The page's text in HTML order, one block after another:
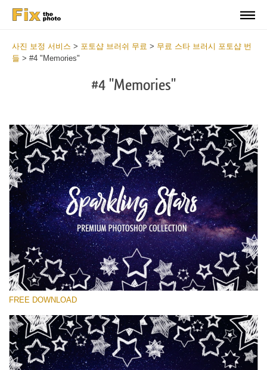
사진 보정 서비스 > 포토샵 브러쉬 무료 > 무료 스타 브러시 포토샵 번
들 > #4 "Memories"
#4 "Memories"
선택 해주세요
Sparkling Stars
(50 Ps Brushes)
FREE DOWNLOAD